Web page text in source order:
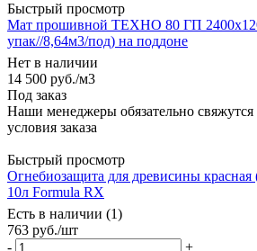
Быстрый просмотр
Мат прошивной ТЕХНО 80 ГП
упак//8,64м3/под) на поддоне
Нет в наличии
14 500 руб./м3
Под заказ
Наши менеджеры обязательно свяжутся
условия заказа
Быстрый просмотр
Огнебиозащита для древисины
10л Formula RX
Есть в наличии (1)
763 руб./шт
-
+